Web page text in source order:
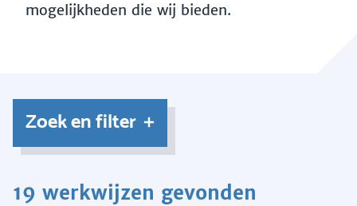
mogelijkheden die wij bieden.
Zoek en filter
19 werkwijzen gevonden